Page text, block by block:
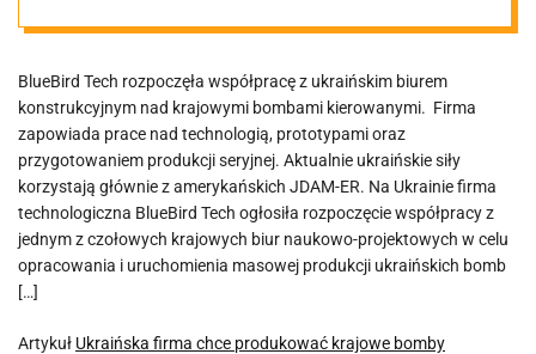
kierowane
BlueBird Tech rozpoczęła współpracę z ukraińskim biurem
konstrukcyjnym nad krajowymi bombami kierowanymi. Firma
zapowiada prace nad technologią, prototypami oraz
przygotowaniem produkcji seryjnej. Aktualnie ukraińskie siły
korzystają głównie z amerykańskich JDAM-ER. Na Ukrainie firma
technologiczna BlueBird Tech ogłosiła rozpoczęcie współpracy z
jednym z czołowych krajowych biur naukowo-projektowych w celu
opracowania i uruchomienia masowej produkcji ukraińskich bomb
[…]
Artykuł Ukraińska firma chce produkować krajowe bomby